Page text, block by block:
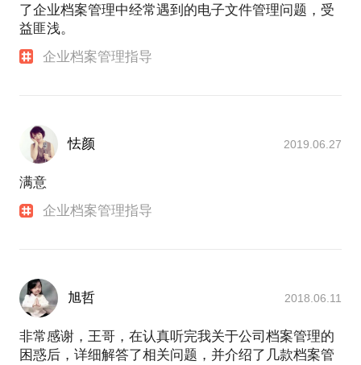
了企业档案管理中经常遇到的电子文件管理问题，受
益匪浅。
企业档案管理指导
怯颜 2019.06.27
满意
企业档案管理指导
旭哲 2018.06.11
非常感谢，王哥，在认真听完我关于公司档案管理的
困惑后，详细解答了相关问题，并介绍了几款档案管